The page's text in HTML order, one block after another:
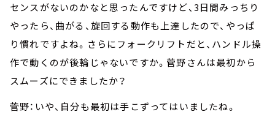
センスがないのかなと思ったんですけど、3日間みっちり
やったら、曲がる、旋回する動作も上達したので、やっぱ
り慣れですよね。さらにフォークリフトだと、ハンドル操
作で動くのが後輪じゃないですか。菅野さんは最初から
スムーズにできましたか？
菅野：いや、自分も最初は手こずってはいましたね。